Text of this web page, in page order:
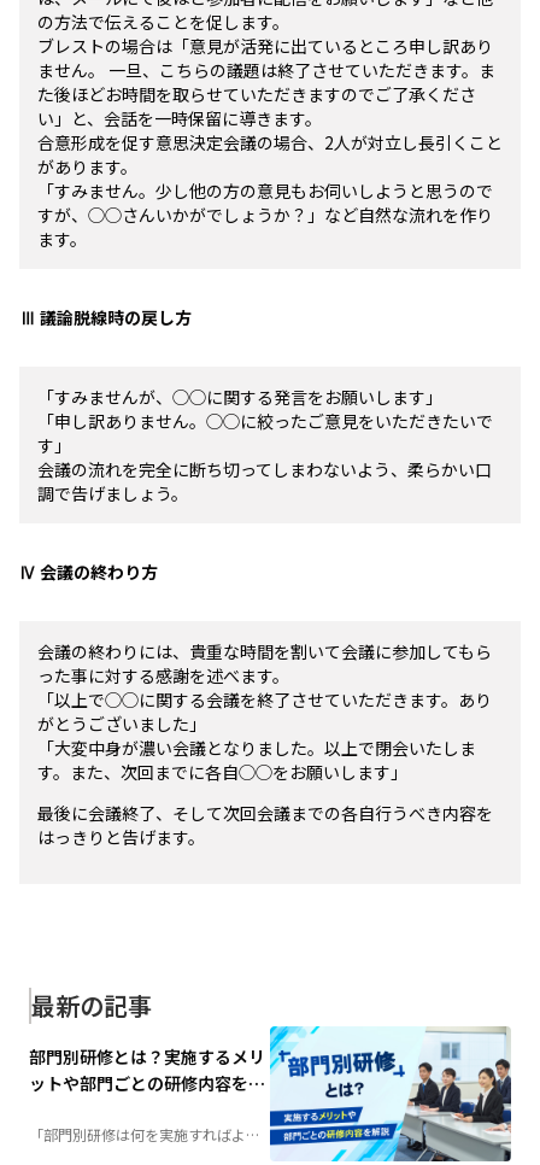
の方法で伝えることを促します。
ブレストの場合は「意見が活発に出ているところ申し訳あり
ません。 一旦、こちらの議題は終了させていただきます。ま
た後ほどお時間を取らせていただきますのでご了承くださ
い」と、会話を一時保留に導きます。
合意形成を促す意思決定会議の場合、2人が対立し長引くこと
があります。
「すみません。少し他の方の意見もお伺いしようと思うので
すが、◯◯さんいかがでしょうか？」など自然な流れを作り
ます。
Ⅲ 議論脱線時の戻し方
「すみませんが、◯◯に関する発言をお願いします」
「申し訳ありません。◯◯に絞ったご意見をいただきたいで
す」
会議の流れを完全に断ち切ってしまわないよう、柔らかい口
調で告げましょう。
Ⅳ 会議の終わり方
会議の終わりには、貴重な時間を割いて会議に参加してもら
った事に対する感謝を述べます。
「以上で◯◯に関する会議を終了させていただきます。あり
がとうございました」
「大変中身が濃い会議となりました。以上で閉会いたしま
す。また、次回までに各自◯◯をお願いします」
最後に会議終了、そして次回会議までの各自行うべき内容を
はっきりと告げます。
最新の記事
部門別研修とは？実施するメリ
ットや部門ごとの研修内容を解
「部門別研修は何を実施すればよ
い？」そんな担当者の疑問を解決。